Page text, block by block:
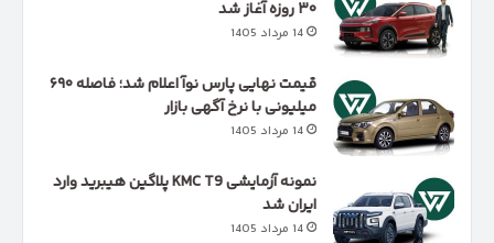
۳۰ روزه آغاز شد
14 مرداد 1405
قیمت نهایی پارس نوآ اعلام شد؛ فاصله ۶۹۰
میلیونی با نرخ آگهی بازار
14 مرداد 1405
نمونه آزمایشی KMC T9 پلاگین هیبرید وارد
ایران شد
14 مرداد 1405